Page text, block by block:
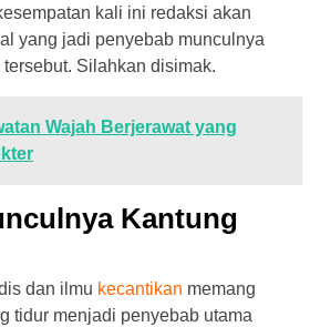
kali ini redaksi akan
yang jadi penyebab munculnya
Silahkan disimak.
Wajah Berjerawat yang
Kantung
dan ilmu kecantikan memang
tidur menjadi penyebab utama